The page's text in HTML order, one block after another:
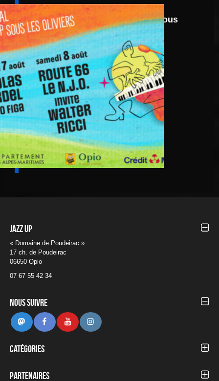
6 août 8 août 2026
Les Oliviers 2026
Jazz UP
« Domaine de Poudeirac »
17 ch. de Poudeirac
06650 Opio
07 67 55 42 34
Nous suivre
MastodonFacebookYoutube Instagram
Catégories
Blog
Partenaires